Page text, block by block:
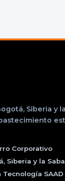
Siberia y
Corporativo
Siberia y la
SAAD